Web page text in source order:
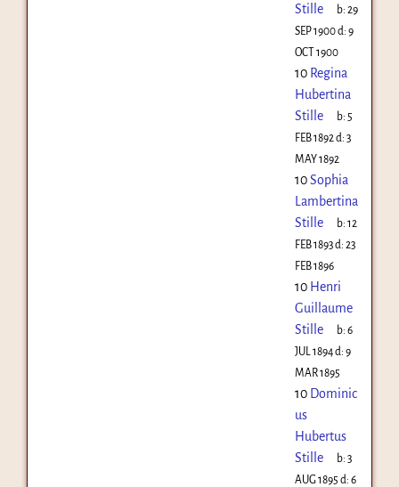
Stille
b:29
SEP 1900d: 9
OCT 1900
10 Regina
Hubertina
Stille
b: 5
FEB 1892 d: 3
MAY 1892
10Sophia
Lambertina
Stille
b:12
FEB 1893d: 23
FEB 1896
10 Henri
Guillaume
Stille
b:6
JUL 1894d: 9
MAR 1895
10 Dominic
us
Hubertus
Stille
b:3
AUG 1895 d: 6